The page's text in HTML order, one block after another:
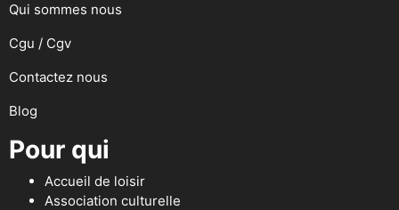
Qui sommes nous
Cgu / Cgv
Contactez nous
Blog
Pour qui
Accueil de loisir
Association culturelle